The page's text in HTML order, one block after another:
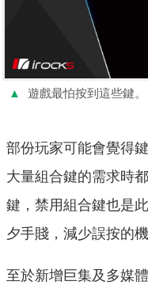
▲ 遊戲最怕按到這些鍵。
部份玩家可能會覺得
大量組合鍵的需求時
鍵，禁用組合鍵也是
夕手賤，減少誤按的
至於新增巨集及多媒